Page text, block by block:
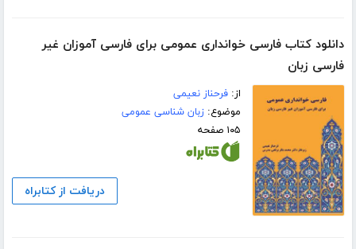
دانلود کتاب فارسی خوانداری عمومی برای فارسی آموزان غیر
فارسی زبان
از:فرحناز نعیمی
موضوع:زبان شناسی عمومی
۱۰۵ صفحه
دریافت از کتابراه